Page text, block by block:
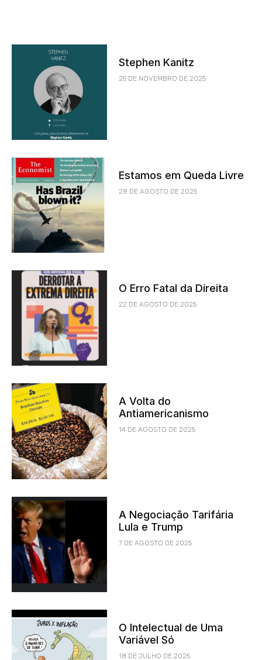
Stephen Kanitz
25 DE NOVEMBRO DE 2025
Estamos em Queda Livre
28 DE AGOSTO DE 2025
O Erro Fatal da Direita
22 DE AGOSTO DE 2025
A Volta do
Antiamericanismo
14 DE AGOSTO DE 2025
A Negociação Tarifária
Lula e Trump
7 DE AGOSTO DE 2025
O Intelectual de Uma
Variável Só
18 DE JULHO DE 2025